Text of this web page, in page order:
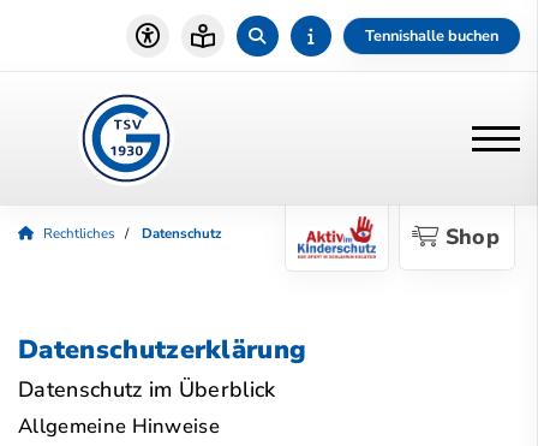
Tennishalle buchen
Shop
Rechtliches Datenschutz
Datenschutzerklärung
Datenschutz im Überblick
Allgemeine Hinweise